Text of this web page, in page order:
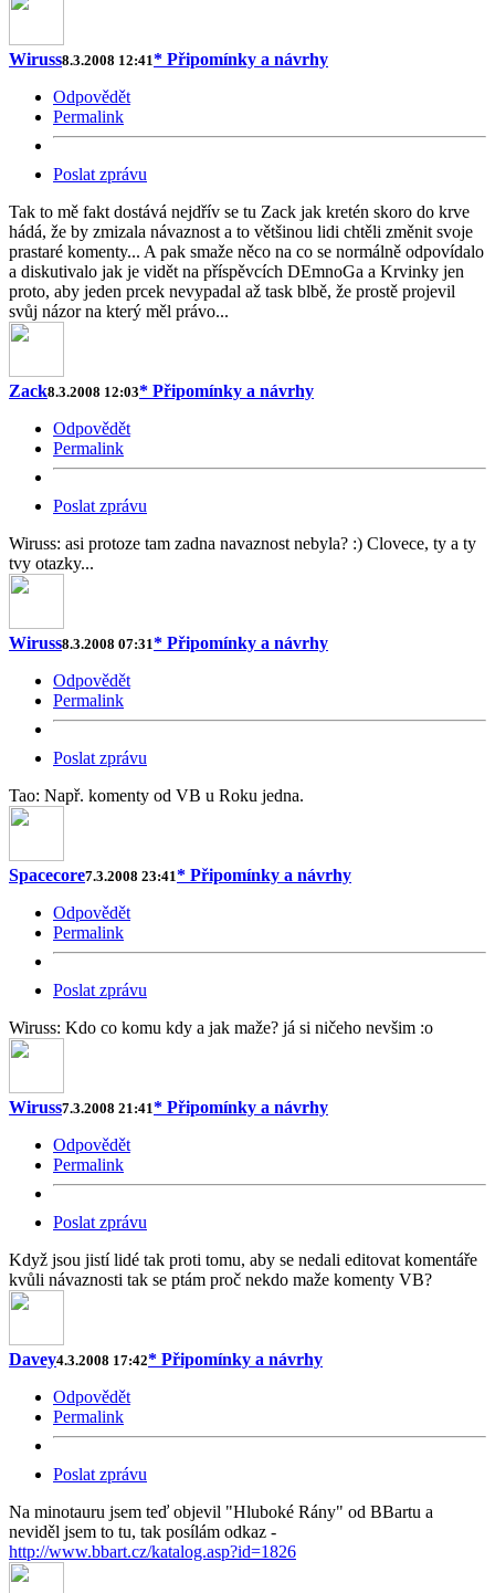
Wiruss8.3.2008 12:41* Připomínky a návrhy
Odpovědět
Permalink
Poslat zprávu
Tak to mě fakt dostává nejdřív se tu Zack jak kretén skoro do krve
hádá, že by zmizala návaznost a to většinou lidi chtěli změnit svoje
prastaré komenty... A pak smaže něco na co se normálně odpovídalo
a diskutivalo jak je vidět na příspěvcích DEmnoGa a Krvinky jen
proto, aby jeden prcek nevypadal až task blbě, že prostě projevil
svůj názor na který měl právo...
Zack8.3.2008 12:03* Připomínky a návrhy
Odpovědět
Permalink
Poslat zprávu
Wiruss: asi protoze tam zadna navaznost nebyla? :) Clovece, ty a ty
tvy otazky...
Wiruss8.3.2008 07:31* Připomínky a návrhy
Odpovědět
Permalink
Poslat zprávu
Tao: Např. komenty od VB u Roku jedna.
Spacecore7.3.2008 23:41* Připomínky a návrhy
Odpovědět
Permalink
Poslat zprávu
Wiruss: Kdo co komu kdy a jak maže? já si ničeho nevšim :o
Wiruss7.3.2008 21:41* Připomínky a návrhy
Odpovědět
Permalink
Poslat zprávu
Když jsou jistí lidé tak proti tomu, aby se nedali editovat komentáře
kvůli návaznosti tak se ptám proč nekdo maže komenty VB?
Davey4.3.2008 17:42* Připomínky a návrhy
Odpovědět
Permalink
Poslat zprávu
Na minotauru jsem teď objevil "Hluboké Rány" od BBartu a
neviděl jsem to tu, tak posílám odkaz -
http://www.bbart.cz/katalog.asp?id=1826